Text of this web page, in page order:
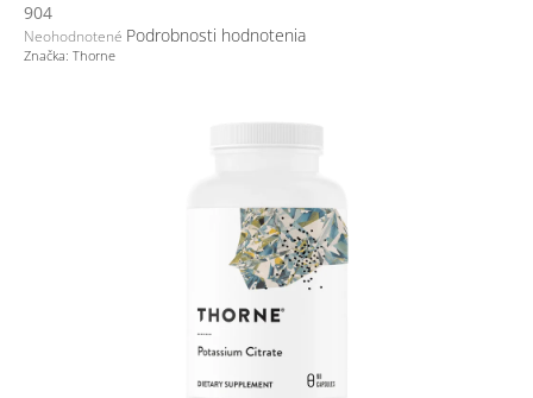
904
Priemerné
hodnotenie
Neohodnotené Podrobnosti hodnotenia
Značka: Thorne